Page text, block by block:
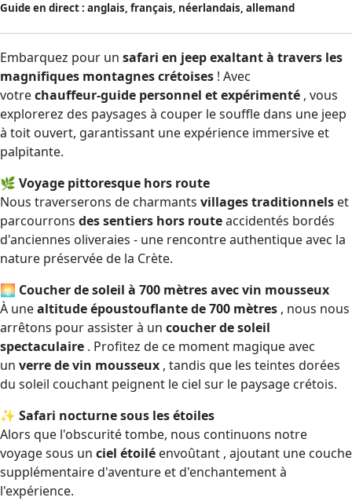
Guide en direct : anglais, français, néerlandais, allemand
Embarquez pour un safari en jeep exaltant à travers les
magnifiques montagnes crétoises ! Avec
votrechauffeur-guide personnel et expérimenté , vous
explorerez des paysages à couper le souffle dans une jeep
à toit ouvert, garantissant une expérience immersive et
palpitante.
🌿 Voyage pittoresque hors route
Nous traverserons de charmants villages traditionnels et
parcourrons des sentiers hors routeaccidentés bordés
d'anciennes oliveraies - une rencontre authentique avec la
nature préservée de la Crète.
🌅 Coucher de soleil à 700 mètres avec vin mousseux
À unealtitude époustouflante de 700 mètres , nous nous
arrêtons pour assister à un coucher de soleil
spectaculaire . Profitez de ce moment magique avec
un verre de vin mousseux , tandis que les teintes dorées
du soleil couchant peignent le ciel sur le paysage crétois.
✨ Safari nocturne sous les étoiles
Alors que l'obscurité tombe, nous continuons notre
voyage sous un ciel étoilé envoûtant , ajoutant une couche
supplémentaire d'aventure et d'enchantement à
l'expérience.